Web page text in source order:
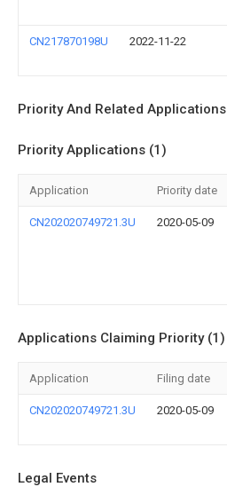
CN217870198U 2022-11-22
Priority And Related Applications
Priority Applications (1)
Application Priority date
CN202020749721.3U 2020-05-09
Applications Claiming Priority (1)
Application Filing date
CN202020749721.3U 2020-05-09
Legal Events